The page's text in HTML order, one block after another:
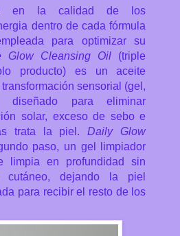
en la calidad de los
dentro de cada fórmula
para optimizar su
Glow Cleansing Oil (triple
producto) es un aceite
sensorial (gel,
para eliminar
solar, exceso de sebo e
trata la piel.Daily Glow
paso, un gel limpiador
limpia en profundidad sin
cutáneo, dejando la piel
para recibir el resto de los